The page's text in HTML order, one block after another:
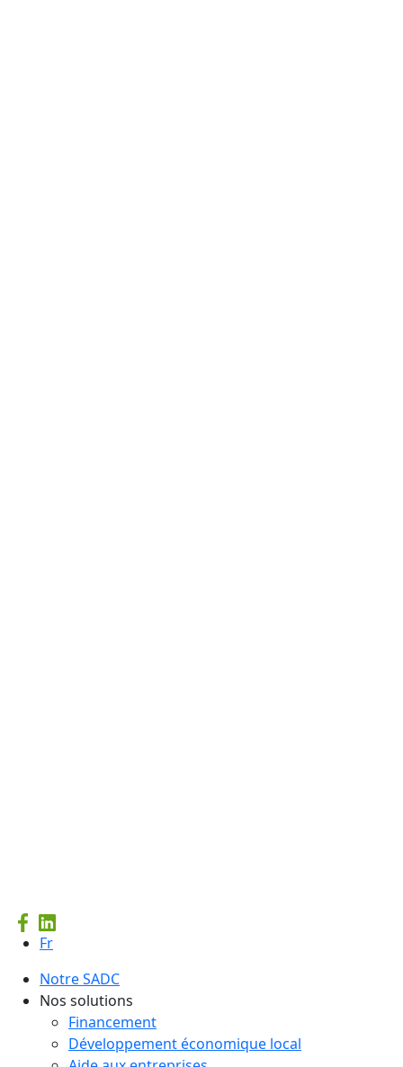
Fr
Notre SADC
Nos solutions
Financement
Développement économique local